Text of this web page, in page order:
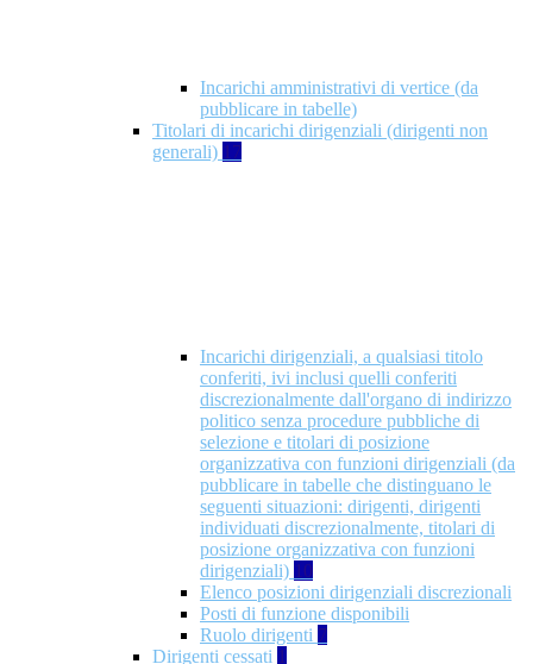
Incarichi amministrativi di vertice (da
pubblicare in tabelle)
Titolari di incarichi dirigenziali (dirigenti non
generali) 17
Incarichi dirigenziali, a qualsiasi titolo
conferiti, ivi inclusi quelli conferiti
discrezionalmente dall'organo di indirizzo
politico senza procedure pubbliche di
selezione e titolari di posizione
organizzativa con funzioni dirigenziali (da
pubblicare in tabelle che distinguano le
seguenti situazioni: dirigenti, dirigenti
individuati discrezionalmente, titolari di
posizione organizzativa con funzioni
dirigenziali) 10
Elenco posizioni dirigenziali discrezionali
Posti di funzione disponibili
Ruolo dirigenti 7
Dirigenti cessati 1